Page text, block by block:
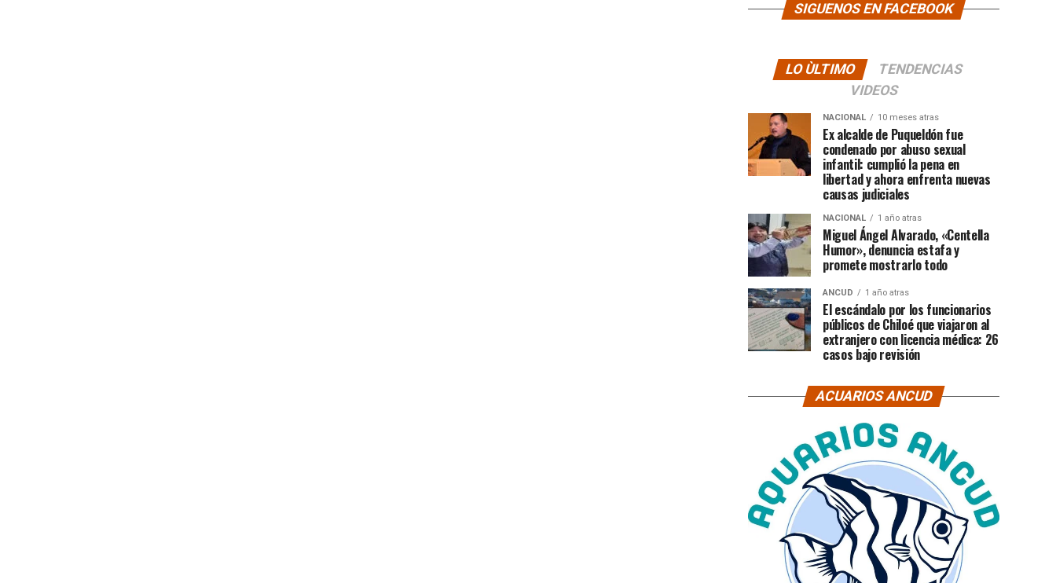
SIGUENOS EN FACEBOOK
LO ÙLTIMO
TENDENCIAS
VIDEOS
NACIONAL 10 meses atras
Ex alcalde de Puqueldón fue
condenado por abuso sexual
infantil: cumplió la pena en
libertad y ahora enfrenta nuevas
causas judiciales
NACIONAL 1 año atras
Miguel Ángel Alvarado, «Centella
Humor», denuncia estafa y
promete mostrarlo todo
ANCUD 1 año atras
El escándalo por los funcionarios
públicos de Chiloé que viajaron al
extranjero con licencia médica: 26
casos bajo revisión
ACUARIOS ANCUD